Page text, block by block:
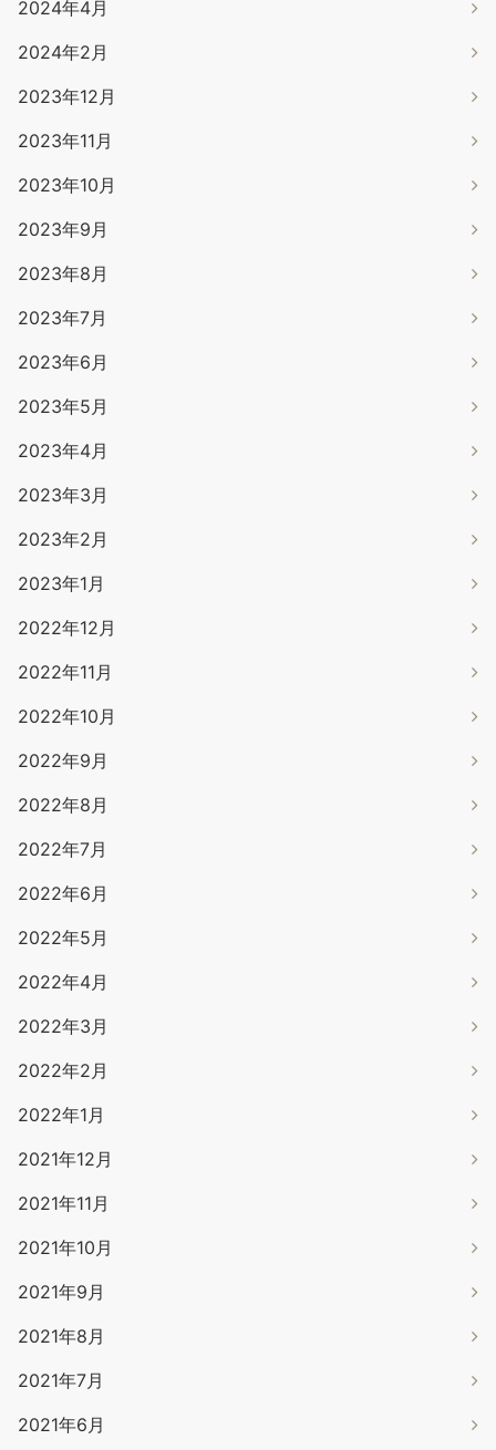
2024年4月
2024年2月
2023年12月
2023年11月
2023年10月
2023年9月
2023年8月
2023年7月
2023年6月
2023年5月
2023年4月
2023年3月
2023年2月
2023年1月
2022年12月
2022年11月
2022年10月
2022年9月
2022年8月
2022年7月
2022年6月
2022年5月
2022年4月
2022年3月
2022年2月
2022年1月
2021年12月
2021年11月
2021年10月
2021年9月
2021年8月
2021年7月
2021年6月